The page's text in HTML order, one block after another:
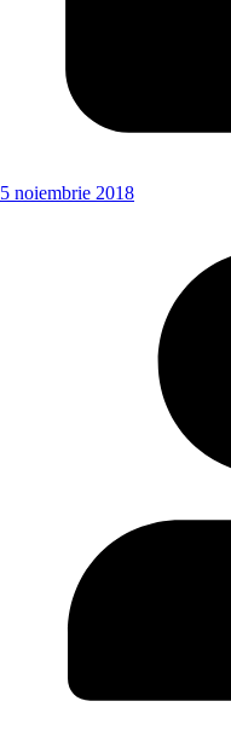
5 noiembrie 2018